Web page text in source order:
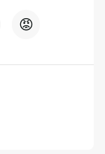
😡